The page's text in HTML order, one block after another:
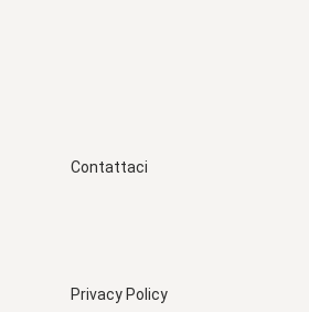
Contattaci
Privacy Policy